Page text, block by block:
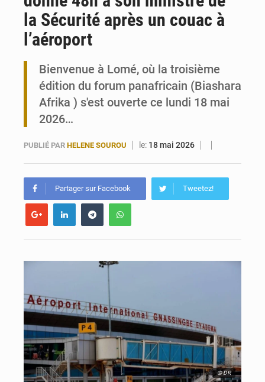
Togo : 300 000 tonnes visées pour la filière soja bio
la Sécurité après un couac à
l’aéroport
Bienvenue à Lomé, où la troisième
édition du forum panafricain (Biashara
Afrika ) s'est ouverte ce lundi 18 mai
2026…
PUBLIÉ PAR HELENE SOUROU le: 18 mai 2026
Partager sur Facebook Tweetez!
© DR